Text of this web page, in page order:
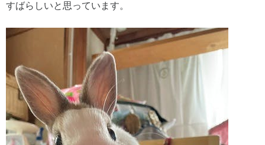
すばらしいと思っています。